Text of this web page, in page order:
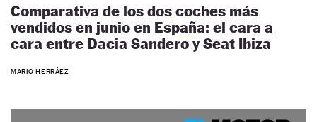
Comparativa de los dos coches más
vendidos en junio en España: el cara a
cara entre Dacia Sandero y Seat Ibiza
MARIO HERRÁEZ